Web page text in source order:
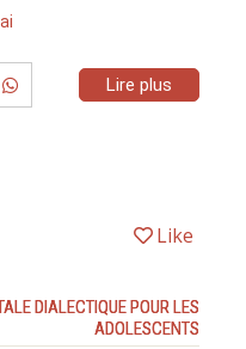
Lire plus
Like
DIALECTIQUE POUR LES
ADOLESCENTS